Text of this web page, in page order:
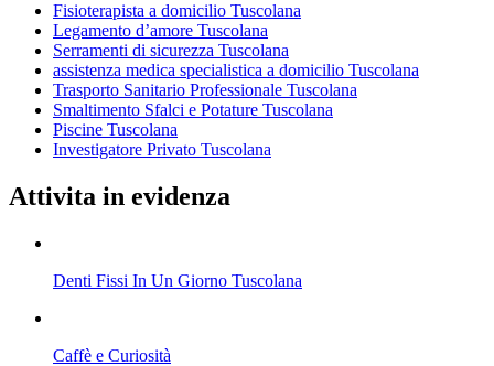
Fisioterapista a domicilio Tuscolana
Legamento d’amore Tuscolana
Serramenti di sicurezza Tuscolana
assistenza medica specialistica a domicilio Tuscolana
Trasporto Sanitario Professionale Tuscolana
Smaltimento Sfalci e Potature Tuscolana
Piscine Tuscolana
Investigatore Privato Tuscolana
Attivita in evidenza
Denti Fissi In Un Giorno Tuscolana
Caffè e Curiosità